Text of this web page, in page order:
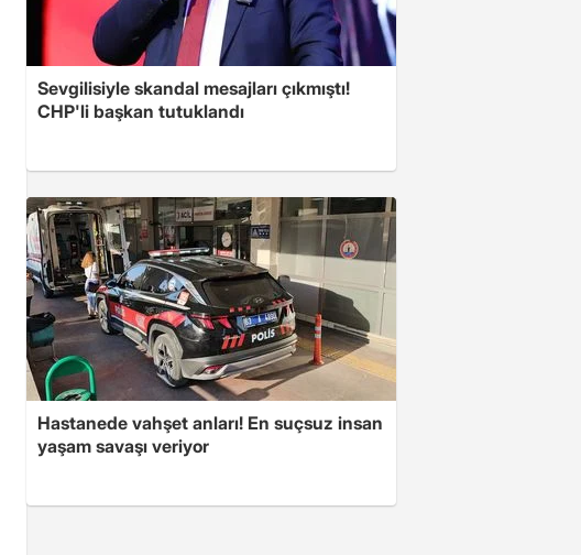
Sevgilisiyle skandal mesajları çıkmıştı!
CHP'li başkan tutuklandı
Hastanede vahşet anları! En suçsuz insan
yaşam savaşı veriyor